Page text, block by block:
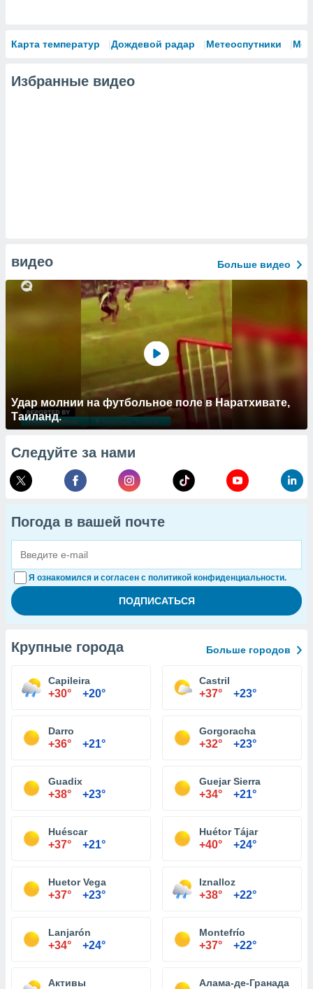
Карта температур Дождевой радар Метеоспутники
Избранные видео
видео Больше видео
Удар молнии на футбольное поле в Наратхивате,
Таиланд.
Следуйте за нами
Погода в вашей почте
Я ознакомился и согласен с политикой конфиденциальности.
Крупные города Больше городов
Capileira
+30° +20°
Castril
+37° +23°
Darro
+36° +21°
Gorgoracha
+32° +23°
Guadix
+38° +23°
Guejar Sierra
+34° +21°
Huéscar
+37° +21°
Huétor Tájar
+40° +24°
Huetor Vega
+37° +23°
Iznalloz
+38° +22°
Lanjarón
+34° +24°
Montefrío
+37° +22°
Активы Алама-де-Гранада